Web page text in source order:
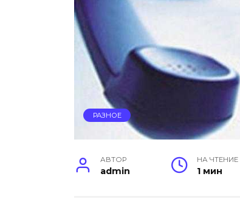
РАЗНОЕ
АВТОР
admin
НА ЧТЕНИЕ
1 мин